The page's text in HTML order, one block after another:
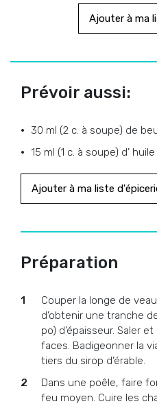
Ajouter à ma
Prévoir aussi:
30 ml (2 c. à soupe) de
15 ml (1 c. à soupe) d’ huile
Ajouter à ma liste
Préparation
Couper la longe de
d’obtenir une tranche
po) d’épaisseur. Saler
faces. Badigeonner la
tiers du sirop d’érable.
Dans une poêle, faire
feu moyen. Cuire les